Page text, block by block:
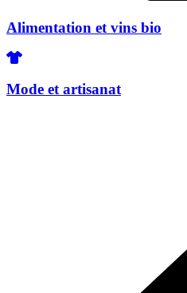
Alimentation et vins bio
Mode et artisanat